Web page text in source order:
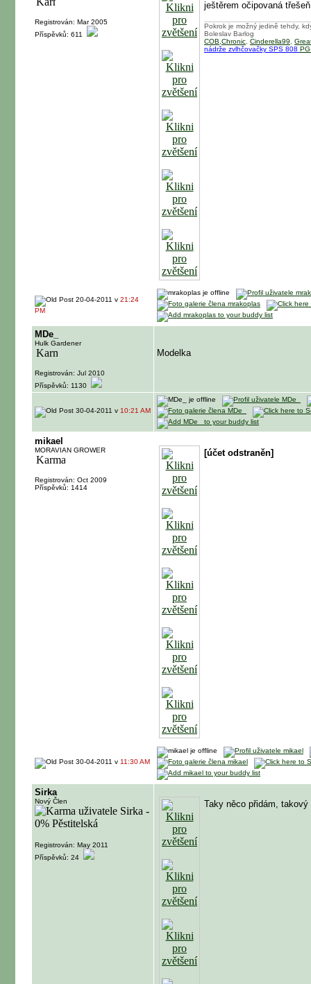
Registrován: Mar 2005
Příspěvků: 611
ještěrem očipovaná
Pokrok je možný jedině tehdy,
Boleslav Barlog
COB,Chronic Cinderella99
nádrže zvlhčovačky SPS 808
20-04-2011 v 21:24
PM
MDe_
Hulk Gardener
Registrován: Jul 2010
Příspěvků: 1130
Modelka
30-04-2011 v 10:21 AM
mikael
MORAVIAN GROWER
Registrován: Oct 2009
Příspěvků: 1414
[účet odstraněn]
30-04-2011 v 11:30 AM
Sirka
Nový Člen
Registrován: May 2011
Příspěvků: 24
Taky něco přidám,